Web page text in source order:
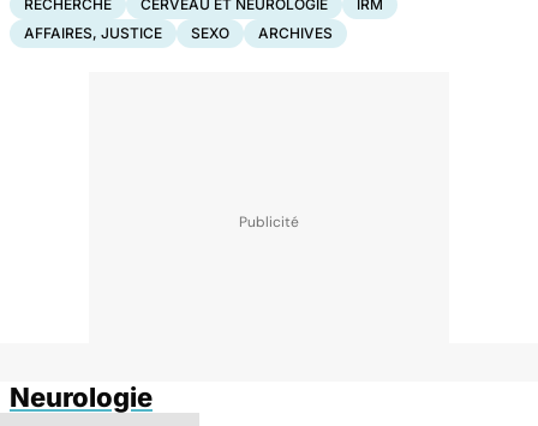
RECHERCHE CERVEAU ET NEUROLOGIE
IRM
AFFAIRES, JUSTICE
SEXO ARCHIVES
Neurologie